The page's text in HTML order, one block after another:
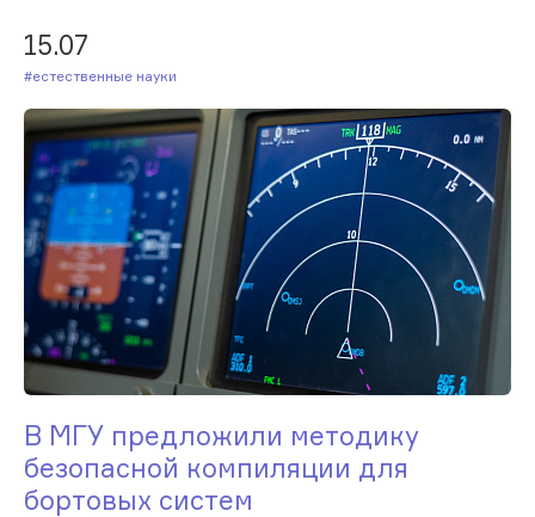
15.07
#Естественные науки
В МГУ предложили методику
безопасной компиляции для
бортовых систем